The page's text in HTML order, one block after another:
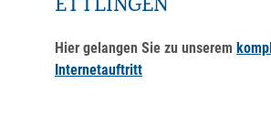
Hier gelangen Sie zu unserem
Internetauftritt